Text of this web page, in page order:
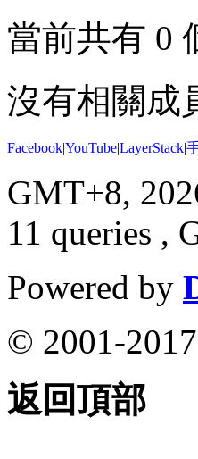
當前共有 0
沒有相關成
Facebook|YouTube|LayerStack|
GMT+8,
11 queries ,
Powered by
© 2001-2017
返回頂部